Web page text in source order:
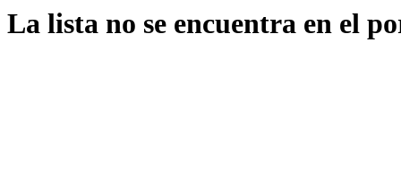
La lista no se encuentra en el